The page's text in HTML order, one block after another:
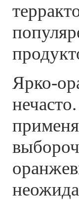
Ярко-